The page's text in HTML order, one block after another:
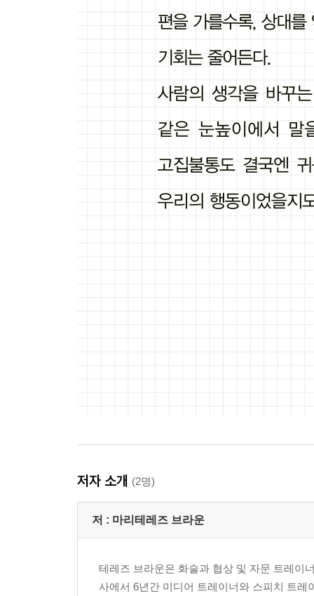
저자 소개 (2명)
저 : 마리테레즈 브라운
테레즈 브라운은 화술과 협상 및 자문 트레이
사에서 6년간 미디어 트레이너와 스피치 트레